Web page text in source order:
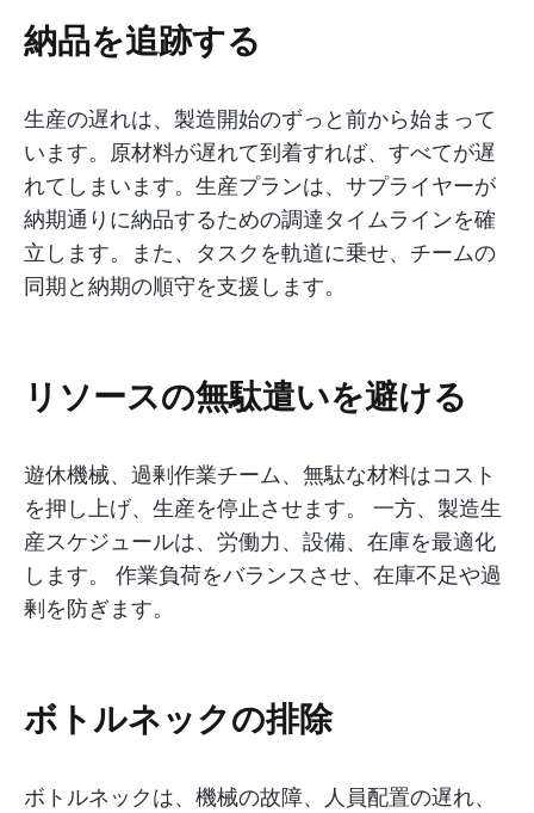
納品を追跡する
生産の遅れは、製造開始のずっと前から始まって
います。原材料が遅れて到着すれば、すべてが遅
れてしまいます。生産プランは、サプライヤーが
納期通りに納品するための調達タイムラインを確
立します。また、タスクを軌道に乗せ、チームの
同期と納期の順守を支援します。
リソースの無駄遣いを避ける
遊休機械、過剰作業チーム、無駄な材料はコスト
を押し上げ、生産を停止させます。 一方、製造生
産スケジュールは、労働力、設備、在庫を最適化
します。 作業負荷をバランスさせ、在庫不足や過
剰を防ぎます。
ボトルネックの排除
ボトルネックは、機械の故障、人員配置の遅れ、